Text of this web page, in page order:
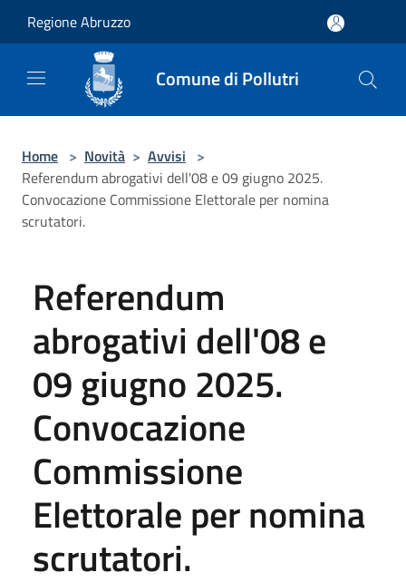
Regione Abruzzo
Comune di Pollutri
Home > Novità > Avvisi >
Referendum abrogativi dell'08 e 09 giugno 2025.
Convocazione Commissione Elettorale per nomina
scrutatori.
Referendum
abrogativi dell'08 e
09 giugno 2025.
Convocazione
Commissione
Elettorale per nomina
scrutatori.